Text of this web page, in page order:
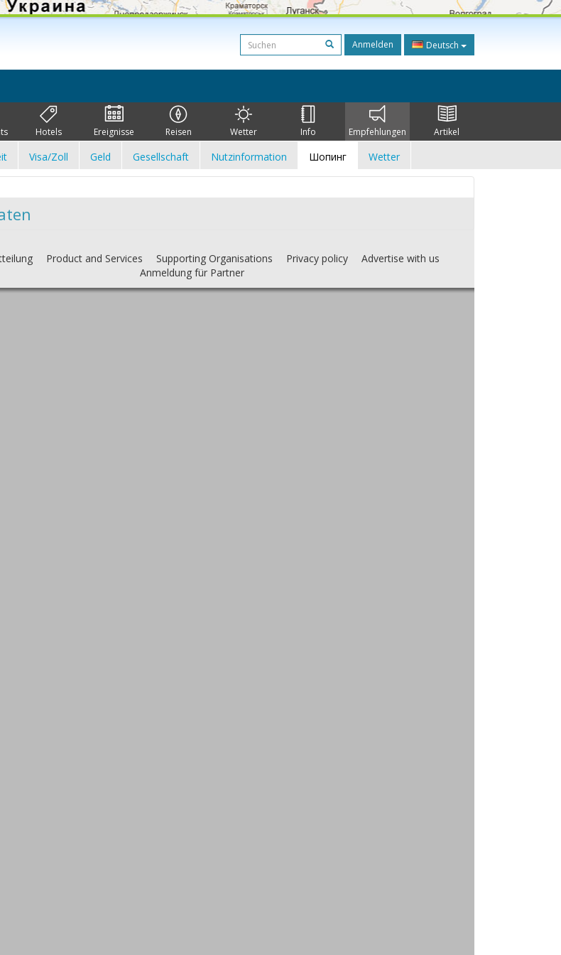
Anmelden Deutsch
Hotels Ereignisse Reisen Wetter Info Empfehlungen Artikel
Visa/Zoll Geld Gesellschaft Nutzinformation Шопинг Wetter
Product and Services Supporting Organisations Privacy policy
Advertise with us
Anmeldung für Partner